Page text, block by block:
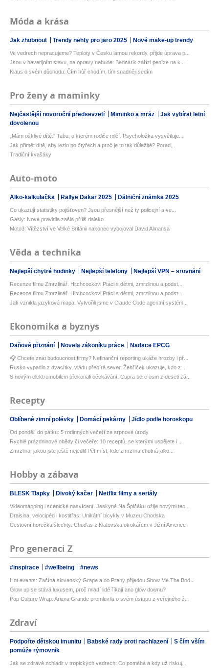
Móda a krása
Jak zhubnout Trendy nehty pro jaro 2025 Nové make-up trendy
Ve vedrech nepracujeme? Teploty v Česku lámou rekordy, přijde úprava p...
Jsou v havarijním stavu, na opravy nebude: Bednárik zařízl peníze na k...
Klaus o svém důchodu: Čím hůř chodím, tím snadněji sedím
Pro ženy a maminky
Nejčastější novoroční předsevzetí Miminko a mráz
Jak vybírat letní
dovolenou
„Mám ošklivé dítě.“ Tabu, o kterém rodiče mlčí. Psycholožka vysvětluje...
Jak přimět dítě, aby lezlo po čtyřech a proč je to tak důležité? Porad...
Tradiční kvašáky
Auto-moto
Alko-kalkulačka Rallye Dakar 2025 Dálniční známka 2025
Co ukazují statistiky pojišťoven? Jsou přesnější než ty policejní a ve...
Gasly: Nová pravidla zašla příliš daleko
Moto3: Vítězství ve Velké Británii nakonec vybojoval David Almansa
Věda a technika
Nejlepší chytré hodinky Nejlepší telefony Nejlepší VPN – srovnání
Recenze filmu Zmrzlinář. Hitchcockovi Ptáci s dětmi, zmrzlinou a podst...
Recenze filmu Zmrzlinář. Hitchcockovi Ptáci s dětmi, zmrzlinou a podst...
Jak vznikla jazyková mapa. Vytvořili jsme v Claude Code agentní systém...
Ekonomika a byznys
Daňové přiznání Novela zákoníku práce Nadace EPCG
🎧 Chcete znát budoucnost firmy? Nefinanční reporting ukáže hrozby i př...
Rusko vypadlo z dvacítky, vládu přebírá sever. Žebříček ukazuje, kdo z...
S novým elektromobilem překonali očekávání. Cupra bere osm z deseti zá...
Recepty
Oblíbené zimní polévky Domácí pekárny Jídlo podle horoskopu
Od pondělí do pátku: 5 rodinných večeří ze srpnové úrody
Rychlé prázdninové obědy či večeře: 10 receptů, se kterými uspějete i ...
Zmrzlina, jakou jste ještě nejedli! Pět míst, kde zmrzlina chutná jako...
Hobby a zábava
BLESK Tlapky Divoký kačer Netflix filmy a seriály
Videomapping i scénické nasvícení. Jeskyně Na Špičáku ožije novými tec...
Draisina, velocipéd i kostitřas: Unikátní bicykly v Muzeu Chodska
Cestovní horečka šlechty: Chuďas z Klatovska otrokářem v Jižní Americe
Pro generaci Z
#inspirace #wellbeing #news
Hot events: Začíná slovenský Grape a do Prahy přijedou Show Me The Bod...
Glow up se stává luxusem, proč mladí lidé říkají ano glow downu?
Pop Culture Wrap: Ariana Grande promluvila o svém ústupu z veřejného ž...
Zdraví
Podpořte dětskou imunitu Babské rady proti nachlazení
S čím vším
pomůže rýmovník
Jak se zdravě zchladit v tropických vedrech: Co pomáhá a kdy už riskuj...